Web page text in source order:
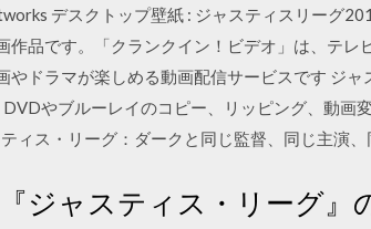
デスクトップ壁紙 : ジャスティスリーグ
作品です。「クランクイン！ビデオ」は、テ
ドラマが楽しめる動画配信サービスです ジ
やブルーレイのコピー、リッピング、動画
ィス・リーグ：ダークと同じ監督、同じ主演
ジャスティス・リーグ』